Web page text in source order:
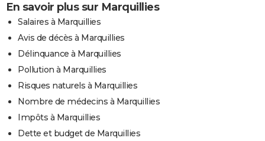
En savoir plus sur Marquillies
Salaires à Marquillies
Avis de décès à Marquillies
Délinquance à Marquillies
Pollution à Marquillies
Risques naturels à Marquillies
Nombre de médecins à Marquillies
Impôts à Marquillies
Dette et budget de Marquillies